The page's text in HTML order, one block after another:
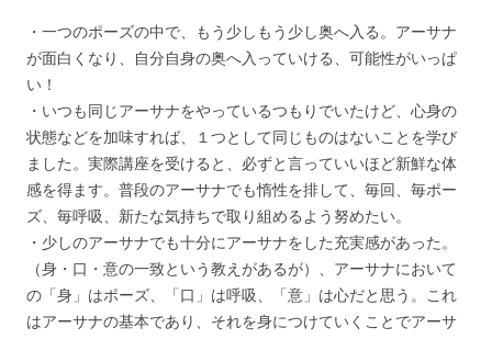
・一つのポーズの中で、もう少しもう少し奥へ入る。アーサナ
が面白くなり、自分自身の奥へ入っていける、可能性がいっぱ
い！
・いつも同じアーサナをやっているつもりでいたけど、心身の
状態などを加味すれば、１つとして同じものはないことを学び
ました。実際講座を受けると、必ずと言っていいほど新鮮な体
感を得ます。普段のアーサナでも惰性を排して、毎回、毎ポー
ズ、毎呼吸、新たな気持ちで取り組めるよう努めたい。
・少しのアーサナでも十分にアーサナをした充実感があった。
（身・口・意の一致という教えがあるが）、アーサナにおいて
の「身」はポーズ、「口」は呼吸、「意」は心だと思う。これ
はアーサナの基本であり、それを身につけていくことでアーサ